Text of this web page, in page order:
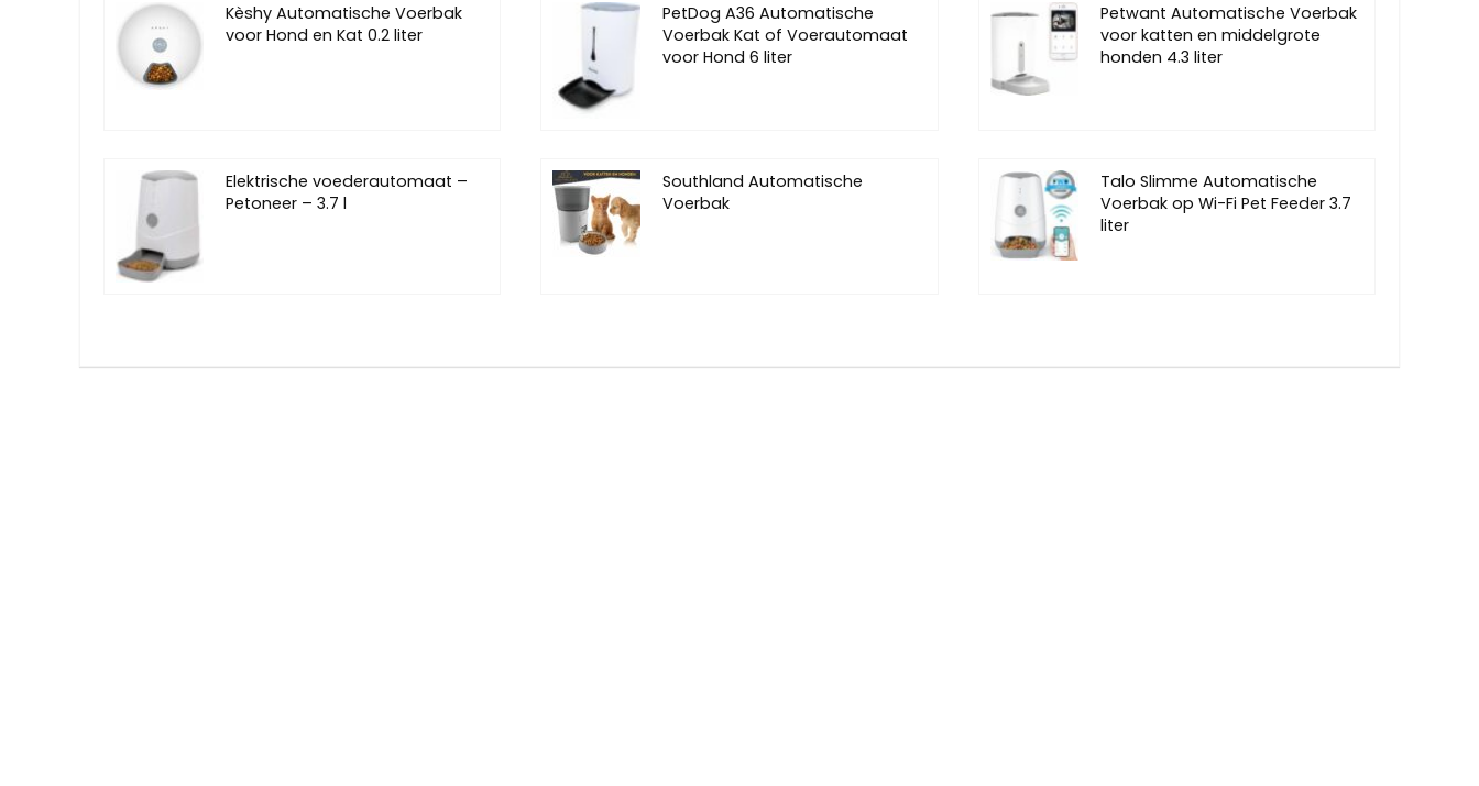
Kèshy Automatische Voerbak
voor Hond en Kat 0.2 liter
PetDog A36 Automatische
Voerbak Kat of Voerautomaat
voor Hond 6 liter
Petwant Automatische Voerbak
voor katten en middelgrote
honden 4.3 liter
Elektrische voederautomaat –
Petoneer – 3.7 l
Southland Automatische
Voerbak
Talo Slimme Automatische
Voerbak op Wi-Fi Pet Feeder 3.7
liter